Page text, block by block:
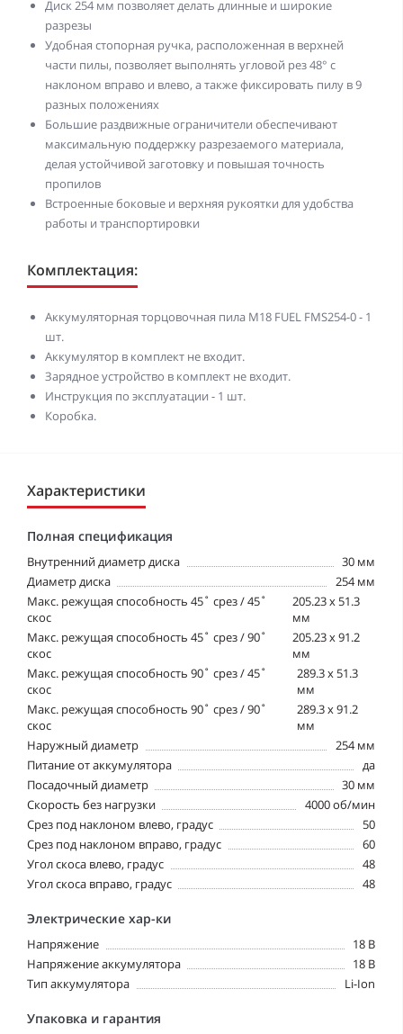
Диск 254 мм позволяет делать длинные и широкие
разрезы
Удобная стопорная ручка, расположенная в верхней
части пилы, позволяет выполнять угловой рез 48° с
наклоном вправо и влево, а также фиксировать пилу в 9
разных положениях
Большие раздвижные ограничители обеспечивают
максимальную поддержку разрезаемого материала,
делая устойчивой заготовку и повышая точность
пропилов
Встроенные боковые и верхняя рукоятки для удобства
работы и транспортировки
Комплектация:
Аккумуляторная торцовочная пила M18 FUEL FMS254-0 - 1
шт.
Аккумулятор в комплект не входит.
Зарядное устройство в комплект не входит.
Инструкция по эксплуатации - 1 шт.
Коробка.
Характеристики
Полная спецификация
Внутренний диаметр диска
30 мм
Диаметр диска
254 мм
Макс. режущая способность 45˚ срез / 45˚
скос
205.23 x 51.3
мм
Макс. режущая способность 45˚ срез / 90˚
скос
205.23 x 91.2
мм
Макс. режущая способность 90˚ срез / 45˚
скос
289.3 x 51.3
мм
Макс. режущая способность 90˚ срез / 90˚
скос
289.3 x 91.2
мм
Наружный диаметр
254 мм
Питание от аккумулятора
да
Посадочный диаметр
30 мм
Скорость без нагрузки
4000 об/мин
Срез под наклоном влево, градус
50
Срез под наклоном вправо, градус
60
Угол скоса влево, градус
48
Угол скоса вправо, градус
48
Электрические хар-ки
Напряжение
18 В
Напряжение аккумулятора
18 В
Тип аккумулятора
Li-Ion
Упаковка и гарантия